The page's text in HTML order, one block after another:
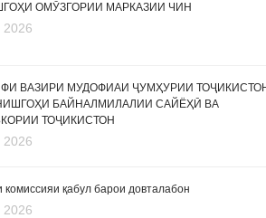
ОМӮЗГОРИИ МАРКАЗИИ ЧИН
2026
ВАЗИРИ МУДОФИАИ ҶУМҲУРИИ
БАЙНАЛМИЛАЛИИ САЙЁҲӢ ВА
ТОҶИКИСТОН
2026
комиссияи қабул барои довталабон
2026